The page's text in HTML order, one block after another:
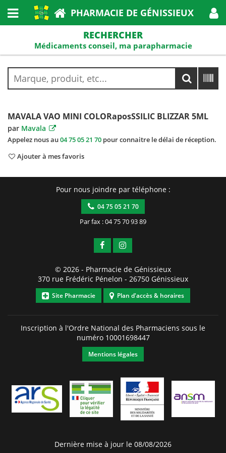
PHARMACIE DE GÉNISSIEUX
RECHERCHER
Médicaments conseil, ma parapharmacie
MAVALA VAO MINI COLORaposSSILIC BLIZZAR 5ML
par Mavala
Appelez nous au04 75 05 21 70 pour connaitre le délai de réception.
Ajouter à mes favoris
Pour nous joindre par téléphone :
04 75 05 21 70
Par fax : 04 75 70 93 89
© 2026 - Pharmacie de Génissieux
370 rue Frédéric Pénelon - 26750 Génissieux
Site Pharmacie Plan d'accès & horaires
Inscription à l'Ordre National des Pharmaciens sous le
numéro 10001698447
Mentions légales
Dernière mise à jour le 08/08/2026